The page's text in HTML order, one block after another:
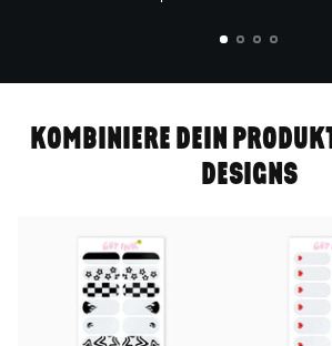
KOMBINIERE DEIN
DESIGNS